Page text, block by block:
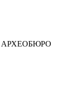
АРХЕОБЮРО